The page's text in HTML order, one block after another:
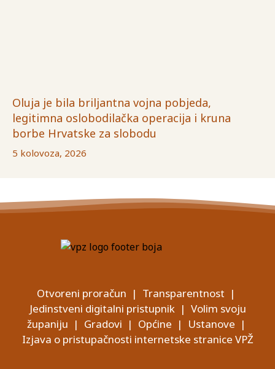
Oluja je bila briljantna vojna pobjeda,
legitimna oslobodilačka operacija i kruna
borbe Hrvatske za slobodu
5 kolovoza, 2026
Otvoreni proračun | Transparentnost |
Jedinstveni digitalni pristupnik| Volim svoju
županiju | Gradovi | Općine | Ustanove |
Izjava o pristupačnosti internetske stranice VPŽ